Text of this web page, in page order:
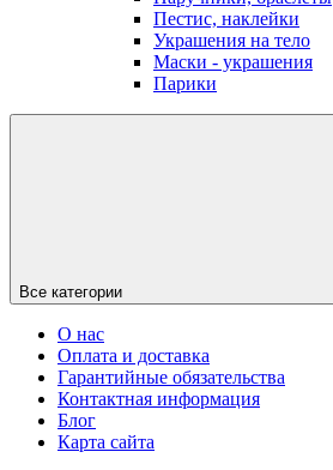
Пестис, наклейки
Украшения на тело
Маски - украшения
Парики
Все категории
О нас
Оплата и доставка
Гарантийные обязательства
Контактная информация
Блог
Карта сайта